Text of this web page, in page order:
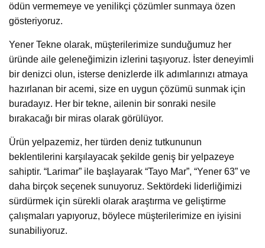
ödün vermemeye ve yenilikçi çözümler sunmaya özen
gösteriyoruz.
Yener Tekne olarak, müşterilerimize sunduğumuz her
üründe aile geleneğimizin izlerini taşıyoruz. İster deneyimli
bir denizci olun, isterse denizlerde ilk adımlarınızı atmaya
hazırlanan bir acemi, size en uygun çözümü sunmak için
buradayız. Her bir tekne, ailenin bir sonraki nesile
bırakacağı bir miras olarak görülüyor.
Ürün yelpazemiz, her türden deniz tutkununun
beklentilerini karşılayacak şekilde geniş bir yelpazeye
sahiptir. “Larimar” ile başlayarak “Tayo Mar”, “Yener 63” ve
daha birçok seçenek sunuyoruz. Sektördeki liderliğimizi
sürdürmek için sürekli olarak araştırma ve geliştirme
çalışmaları yapıyoruz, böylece müşterilerimize en iyisini
sunabiliyoruz.